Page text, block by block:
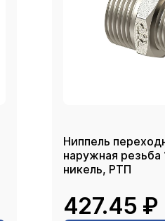
Ниппель
наружная резьба
никель, РТП
427.45 ₽